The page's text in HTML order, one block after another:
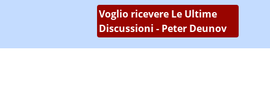
Voglio ricevere Le Ultime
Discussioni - Peter Deunov